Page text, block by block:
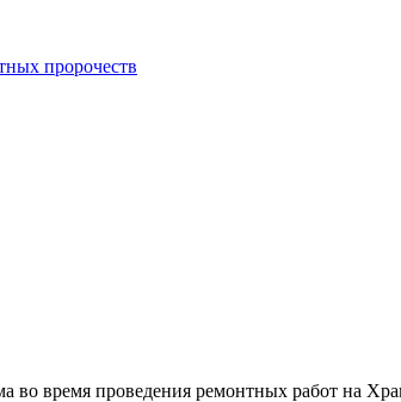
пророчеств
во время проведения ремонтных работ на